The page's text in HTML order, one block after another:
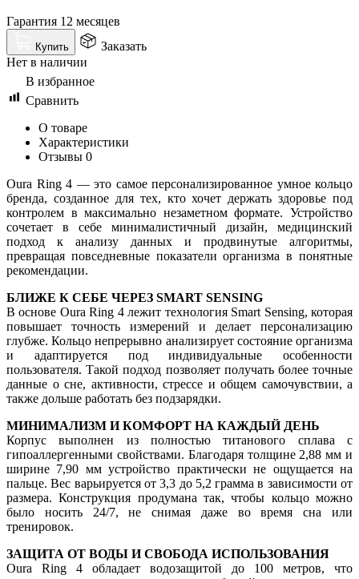
Гарантия 12 месяцев
Купить
Заказать
Нет в наличии
В избранное
Сравнить
О товаре
Характеристики
Отзывы 0
Oura Ring 4 — это самое персонализированное умное кольцо
бренда, созданное для тех, кто хочет держать здоровье под
контролем в максимально незаметном формате. Устройство
сочетает в себе минималистичный дизайн, медицинский
подход к анализу данных и продвинутые алгоритмы,
превращая повседневные показатели организма в понятные
рекомендации.
БЛИЖЕ К СЕБЕ ЧЕРЕЗ SMART SENSING
В основе Oura Ring 4 лежит технология Smart Sensing, которая
повышает точность измерений и делает персонализацию
глубже. Кольцо непрерывно анализирует состояние организма
и адаптируется под индивидуальные особенности
пользователя. Такой подход позволяет получать более точные
данные о сне, активности, стрессе и общем самочувствии, а
также дольше работать без подзарядки.
МИНИМАЛИЗМ И КОМФОРТ НА КАЖДЫЙ ДЕНЬ
Корпус выполнен из полностью титанового сплава с
гипоаллергенными свойствами. Благодаря толщине 2,88 мм и
ширине 7,90 мм устройство практически не ощущается на
пальце. Вес варьируется от 3,3 до 5,2 грамма в зависимости от
размера. Конструкция продумана так, чтобы кольцо можно
было носить 24/7, не снимая даже во время сна или
тренировок.
ЗАЩИТА ОТ ВОДЫ И СВОБОДА ИСПОЛЬЗОВАНИЯ
Oura Ring 4 обладает водозащитой до 100 метров, что